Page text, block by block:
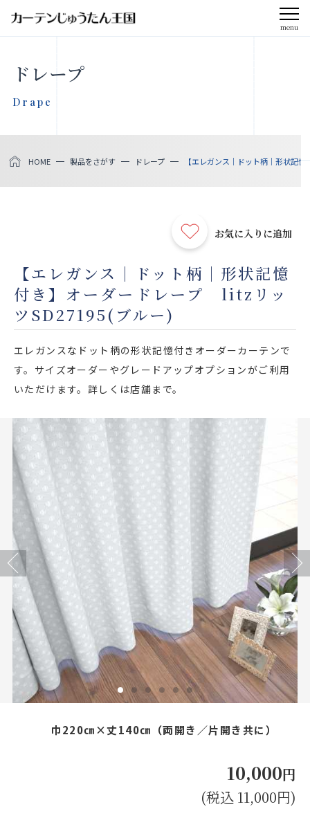
menu
お知らせ
製品をさがす
店舗をさがす
私たちのこだわり
お役立ち情報
FAQ
お問い合わせ
お気に入りリスト
お見積り来店予約はこちら
法人のお客様へ
ドレープ
Drape
HOME 製品をさがす ドレープ 【エレガンス｜ドット柄｜形状記
お気に入りに追加
【エレガンス｜ドット柄｜形状記憶
付き】オーダードレープ litzリッ
ツSD27195(ブルー)
エレガンスなドット柄の形状記憶付きオーダーカーテンで
す。サイズオーダーやグレードアップオプションがご利用
いただけます。詳しくは店舗まで。
Previous Next
巾220㎝×丈140㎝（両開き／片開き共に）
10,000円
(税込 11,000円)